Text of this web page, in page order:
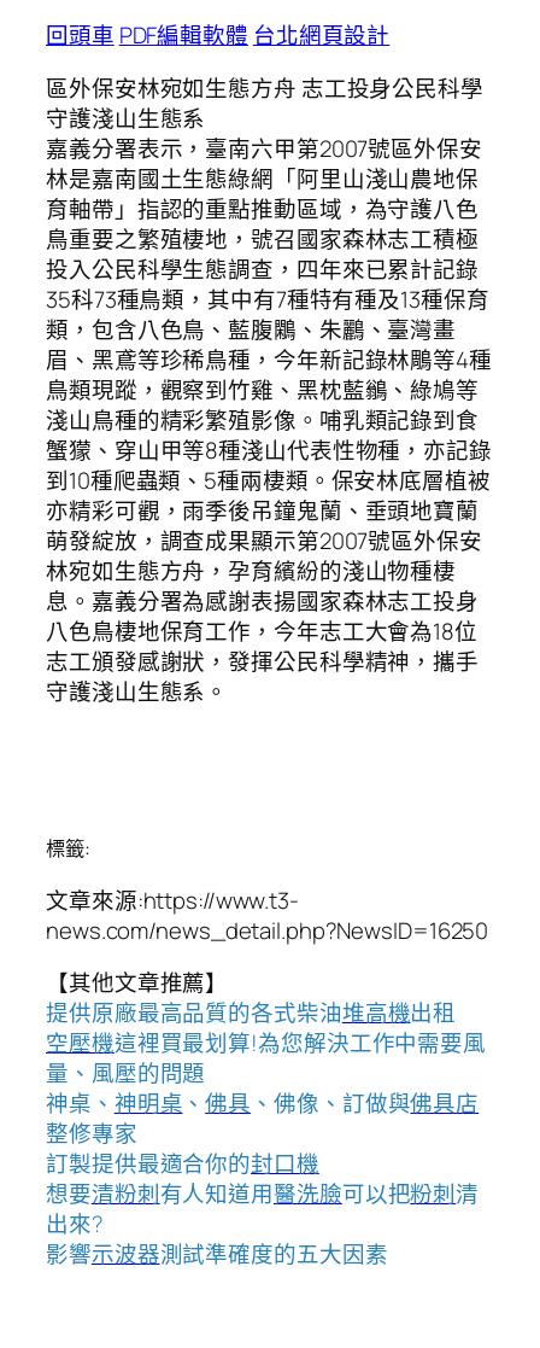
回頭車 PDF編輯軟體 台北網頁設計
區外保安林宛如生態方舟 志工投身公民科學
守護淺山生態系
嘉義分署表示，臺南六甲第2007號區外保安
林是嘉南國土生態綠網「阿里山淺山農地保
育軸帶」指認的重點推動區域，為守護八色
鳥重要之繁殖棲地，號召國家森林志工積極
投入公民科學生態調查，四年來已累計記錄
35科73種鳥類，其中有7種特有種及13種保育
類，包含八色鳥、藍腹鷴、朱鸝、臺灣畫
眉、黑鳶等珍稀鳥種，今年新記錄林鵰等4種
鳥類現蹤，觀察到竹雞、黑枕藍鶲、綠鳩等
淺山鳥種的精彩繁殖影像。哺乳類記錄到食
蟹獴、穿山甲等8種淺山代表性物種，亦記錄
到10種爬蟲類、5種兩棲類。保安林底層植被
亦精彩可觀，雨季後吊鐘鬼蘭、垂頭地寶蘭
萌發綻放，調查成果顯示第2007號區外保安
林宛如生態方舟，孕育繽紛的淺山物種棲
息。嘉義分署為感謝表揚國家森林志工投身
八色鳥棲地保育工作，今年志工大會為18位
志工頒發感謝狀，發揮公民科學精神，攜手
守護淺山生態系。
標籤:
文章來源:https://www.t3-
news.com/news_detail.php?NewsID=16250
【其他文章推薦】
提供原廠最高品質的各式柴油堆高機出租
空壓機這裡買最划算!為您解決工作中需要風
量、風壓的問題
神桌、 神明桌 、佛具 、佛像、訂做與佛具店
整修專家
訂製提供最適合你的封口機
想要清粉刺有人知道用醫洗臉可以把粉刺清
出來?
影響示波器測試準確度的五大因素